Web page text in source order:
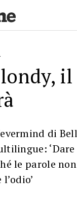
il
di
le parole